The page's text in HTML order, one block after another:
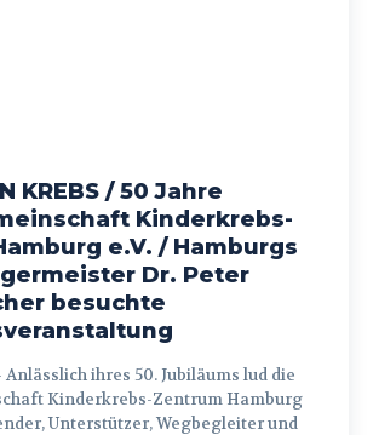
KREBS / 50 Jahre
Kinderkrebs-
e.V. / Hamburgs
Dr. Peter
besuchte
Kinderkrebs-Zentrum Hamburg
Unterstützer, Wegbegleiter und